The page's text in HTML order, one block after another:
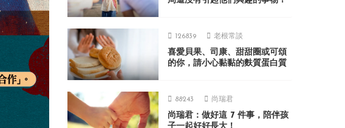
126839 老根常談
喜愛貝果、司康、甜甜圈或可頌
的你，請小心黏黏的麩質蛋白質
88243 尚瑞君
尚瑞君：做好這 7 件事，陪伴孩
子一起好好長大！